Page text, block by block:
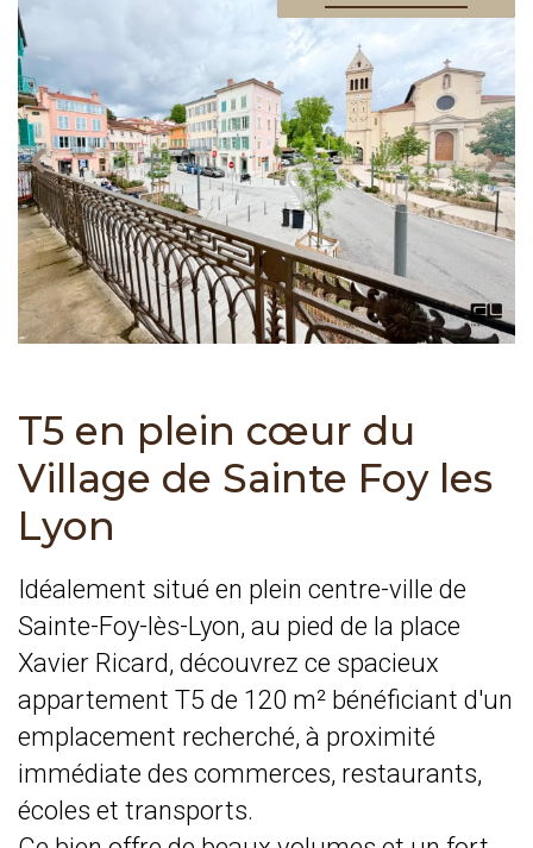
T5 en plein cœur du
Village de Sainte Foy les
Lyon
Idéalement situé en plein centre-ville de
Sainte-Foy-lès-Lyon, au pied de la place
Xavier Ricard, découvrez ce spacieux
appartement T5 de 120 m² bénéficiant d'un
emplacement recherché, à proximité
immédiate des commerces, restaurants,
écoles et transports.